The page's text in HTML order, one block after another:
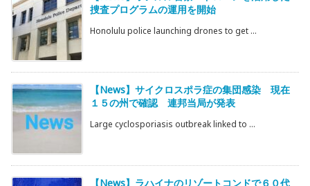
捜査プログラムの運用を開始
Honolulu police launching drones to get ...
【News】サイクロスポラ症の集団感染 現在
１５の州で確認 連邦当局が発表
Large cyclosporiasis outbreak linked to ...
【News】ラハイナのリゾートコンドで６０代